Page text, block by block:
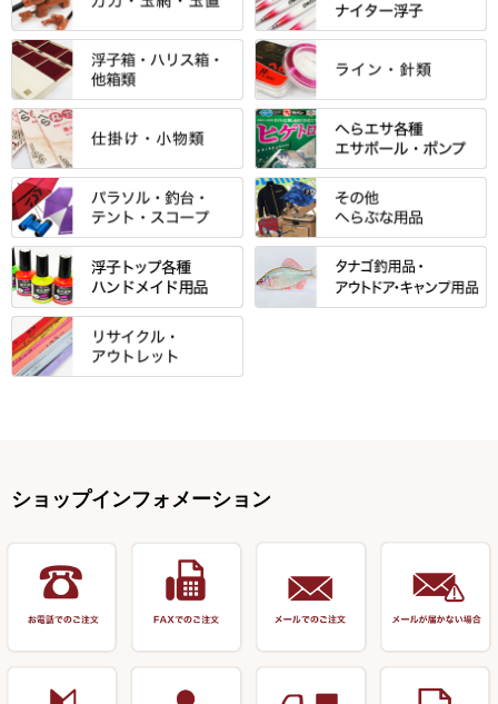
エントラント・ＳＰＷシリーズ
スモールクロコダイルシリーズ
エクセーヌ・スエードシリーズ
バッグ・小物ケース・ワッペン
クッション・シート・スカー
ト・エプロン
保護ケース
アクリルシリーズ・アクセサリ
「至高」シリーズ
万力付お膳
クワセ皿・コブ皿・角皿
浮子筒・浮子箱・ハリス箱・玉
ノ柄スタンド
小物箱・うどん箱・うどん皿
ハサミケース
カウンター
針外し・糸ほどき
シマノ
ダイワ
がまかつ
サクラ・NISSIN・合成竿・他
光竹作 カーボン竿掛・玉ノ柄
匠絆・かちどき・旋（めぐ
る）・千望・千尋・悠月・その
他
すべて
当店オリジナル「勝俊」作
光竹 製品
松村作（万力）
松村作（先受・その他）
万久作
岐山 製品
逍遥（しょうよう）
玉網（高級品）
替網・仕付糸
玉置（高級品）
すべて
忠相・一志
昴 ・TOMO
りきや ・ 大祐
心也・士天・狂鬼
伊吹 ・ SATTO
KEN∑HI【ケンシ】
すべて
金鯱 シリーズ
浮子箱
浮子立て・浮子筒
ハリスケース
仕掛箱・小物箱
ハリスメジャー系
すべて
東レ・ラーヂ
サンライン ・ ダン
鬼掛・MARUTO
すべて
ウキ止めストッパー・糸・チュ
ーブ
ウキゴム 遊動式
松葉仕掛用
底取りアイテム
ハサミ
すべて
マルキュー 麩系
マルキュー その他
ポンプ絞り器・ポンプ類
すべて
パラソル
テント
リーズ
釣台 釣宝・その他
すべて
バック＆ロッドケース
偏光サングラス
小物ケース・保護ケース
すべて
浮子用素材
塗料用 筆
装飾品
リサイクル 竹竿（～19,999円）
リサイクル 竹竿（深山）
リサイクル 浮子
リサイクル 玉網・玉置・フラ
ショップインフォメーション